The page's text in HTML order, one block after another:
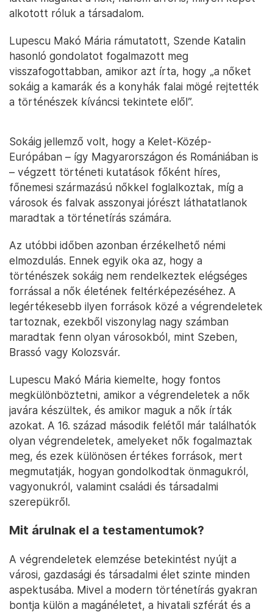
alkotott róluk a társadalom.
Lupescu Makó Mária rámutatott, Szende Katalin
hasonló gondolatot fogalmazott meg
visszafogottabban, amikor azt írta, hogy „a nőket
sokáig a kamarák és a konyhák falai mögé rejtették
a történészek kíváncsi tekintete elől”.
Sokáig jellemző volt, hogy a Kelet-Közép-
Európában – így Magyarországon és Romániában is
– végzett történeti kutatások főként híres,
főnemesi származású nőkkel foglalkoztak, míg a
városok és falvak asszonyai jórészt láthatatlanok
maradtak a történetírás számára.
Az utóbbi időben azonban érzékelhető némi
elmozdulás. Ennek egyik oka az, hogy a
történészek sokáig nem rendelkeztek elégséges
forrással a nők életének feltérképezéséhez. A
legértékesebb ilyen források közé a végrendeletek
tartoznak, ezekből viszonylag nagy számban
maradtak fenn olyan városokból, mint Szeben,
Brassó vagy Kolozsvár.
Lupescu Makó Mária kiemelte, hogy fontos
megkülönböztetni, amikor a végrendeletek a nők
javára készültek, és amikor maguk a nők írták
azokat. A 16. század második felétől már találhatók
olyan végrendeletek, amelyeket nők fogalmaztak
meg, és ezek különösen értékes források, mert
megmutatják, hogyan gondolkodtak önmagukról,
vagyonukról, valamint családi és társadalmi
szerepükről.
Mit árulnak el a testamentumok?
A végrendeletek elemzése betekintést nyújt a
városi, gazdasági és társadalmi élet szinte minden
aspektusába. Mivel a modern történetírás gyakran
bontja külön a magánéletet, a hivatali szférát és a